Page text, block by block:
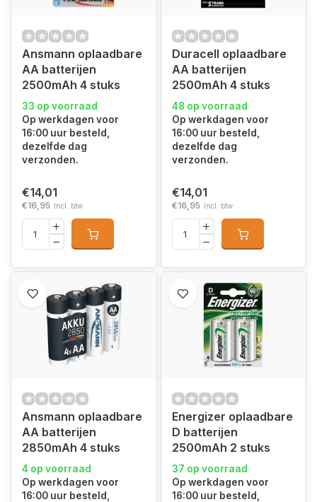
Ansmann oplaadbare
AA batterijen
2500mAh 4 stuks
33 op voorraad
Op werkdagen voor
16:00 uur besteld,
dezelfde dag
verzonden.
€14,01
€16,95 Incl. btw
Duracell oplaadbare
AA batterijen
2500mAh 4 stuks
48 op voorraad
Op werkdagen voor
16:00 uur besteld,
dezelfde dag
verzonden.
€14,01
€16,95 Incl. btw
Ansmann oplaadbare
AA batterijen
2850mAh 4 stuks
4 op voorraad
Op werkdagen voor
16:00 uur besteld,
Energizer oplaadbare
D batterijen
2500mAh 2 stuks
37 op voorraad
Op werkdagen voor
16:00 uur besteld,